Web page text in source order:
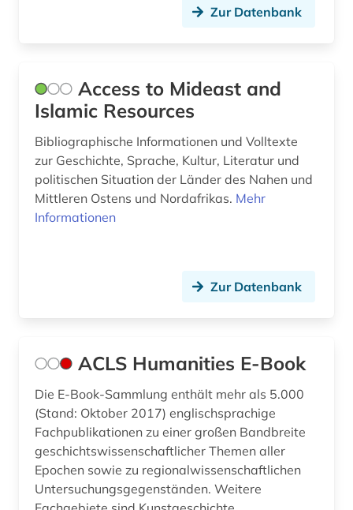
christliche ethik (2)
christliche ikonographie (1)
christliche kunst (3)
christliche literatur (5)
christliche mission (1)
conrad gessner (1)
côte divoire (1)
darfur (1)
darstellende kunst (1)
deinard (1)
Zur Datenbank
Access to Mideast and
Islamic Resources
Bibliographische Informationen und Volltexte
zur Geschichte, Sprache, Kultur, Literatur und
politischen Situation der Länder des Nahen und
Mittleren Ostens und Nordafrikas. Mehr
Informationen
Zur Datenbank
ACLS Humanities E-Book
Die E-Book-Sammlung enthält mehr als 5.000
(Stand: Oktober 2017) englischsprachige
Fachpublikationen zu einer großen Bandbreite
geschichtswissenschaftlicher Themen aller
Epochen sowie zu regionalwissenschaftlichen
Untersuchungsgegenständen. Weitere